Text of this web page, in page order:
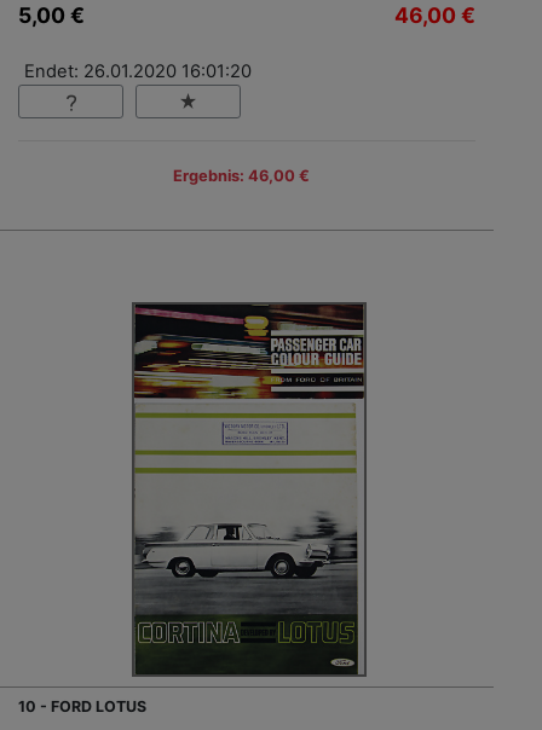
5,00 € 46,00 €
Endet: 26.01.2020 16:01:20
Ergebnis: 46,00 €
10 - FORD LOTUS